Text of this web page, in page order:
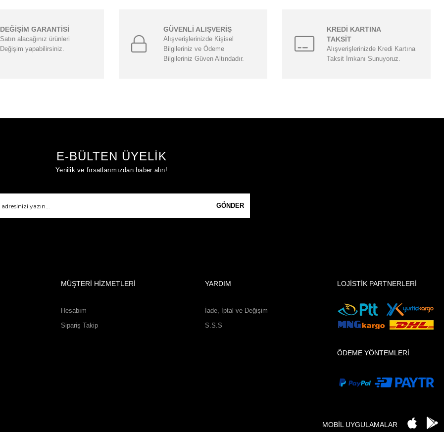
DEĞİŞİM GARANTİSİ
Satın alacağınız ürünleri
Değişim yapabilirsiniz.
GÜVENLİ ALIŞVERİŞ
Alışverişlerinizde Kişisel
Bilgileriniz ve Ödeme
Bilgileriniz Güven Altındadır.
KREDİ KARTINA
TAKSİT
Alışverişlerinizde Kredi Kartına
Taksit İmkanı Sunuyoruz.
E-BÜLTEN ÜYELİK
Yenilik ve fırsatlarımızdan haber alın!
GÖNDER
MÜŞTERİ HİZMETLERİ
Hesabım
Sipariş Takip
YARDIM
İade, İptal ve Değişim
S.S.S
LOJİSTİK PARTNERLERİ
ÖDEME YÖNTEMLERİ
MOBİL UYGULAMALAR